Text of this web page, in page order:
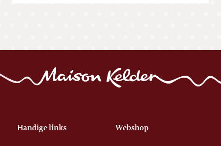
Handige links Webshop